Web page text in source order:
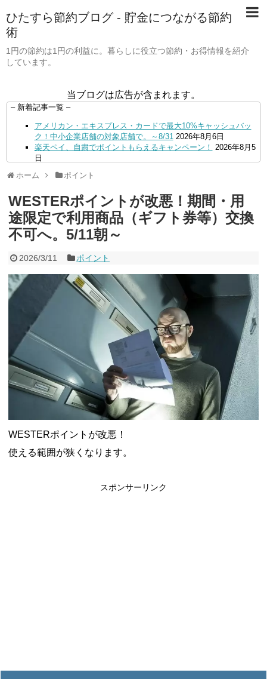
ひたすら節約ブログ - 貯金につながる節約
術
1円の節約は1円の利益に。暮らしに役立つ節約・お得情報を紹介
しています。
当ブログは広告が含まれます。
– 新着記事一覧 –
アメリカン・エキスプレス・カードで最大10%キャッシュバッ
ク！中小企業店舗の対象店舗で。～8/31 2026年8月6日
楽天ペイ、自粛でポイントもらえるキャンペーン！ 2026年8月5
日
元！
2026年8月5日
ードチャージすると5%還元に！ 2026年8月4日
PayPayで500ptもらえる！対象地銀の口座追加などの条件達成
で。9/30まで 2026年8月4日
三井住友カード、はま寿司、ココス、オリーブの丘などでVポイ
ント最大10％還元！さらにVカードクーポンも併用可
月4日
ャンペーン！8/31まで 2026年8月3日
ドコモの銀行で預金残高を10万円以上増加で最大10億dポイント
山分けキャンペーン！～10/31 2026年8月3日
デジタルギフト改悪でいろいろ手数料徴収へ！8/3～
2026年8月
1日
PayPayポイント→Vポイント交換でストア限定の制限を消す方
法 2026年8月1日
Vポイントpay利用で最大10%還元！8/31まで 2026年8月1日
V NEOBANK改悪！還元率1.25%に、チャージ系対象外へ！11
月から
2026年8月1日
ドットマネーが再開！8/12から。でも未完了のポイント有効期
限が8月末まで？ 2026年7月31日
【2026年夏】dポイント交換キャンペーンが見逃せない！最大
15%増量のチャンス。8/1~31あたりまで 2026年7月31日
チャージで抽選。8/31まで
ホーム ポイント
WESTERポイントが改悪！期間・用
途限定で利用商品（ギフト券等）交換
不可へ。5/11朝～
2026/3/11 ポイント
WESTERポイントが改悪！
使える範囲が狭くなります。
スポンサーリンク